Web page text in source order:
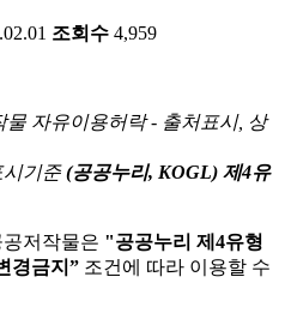
조회수 4,959
기준 (공공누리, KOGL) 제4유
저작물은 "공공누리 제4유형
경금지” 조건에 따라 이용할 수